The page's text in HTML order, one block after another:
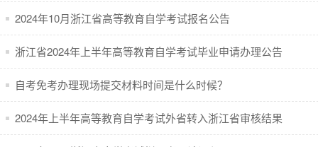
2024年10月浙江省高等教育自学考试报名公告
浙江省2024年上半年高等教育自学考试毕业申请办理公告
自考免考办理现场提交材料时间是什么时候？
2024年上半年高等教育自学考试外省转入浙江省审核结果